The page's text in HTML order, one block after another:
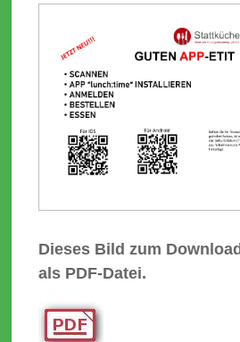
Dieses Bild zum
als PDF-Datei.